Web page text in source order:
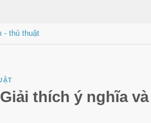
- thủ thuật
thích ý nghĩa